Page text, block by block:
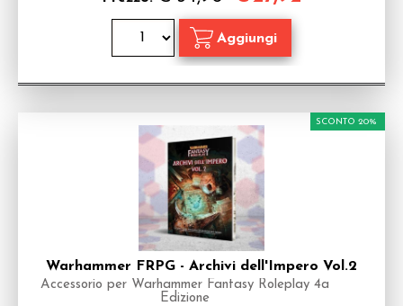
Warhammer FRPG - Archivi dell'Impero Vol.2
Accessorio per Warhammer Fantasy Roleplay 4a
Edizione
SCONTO 20%